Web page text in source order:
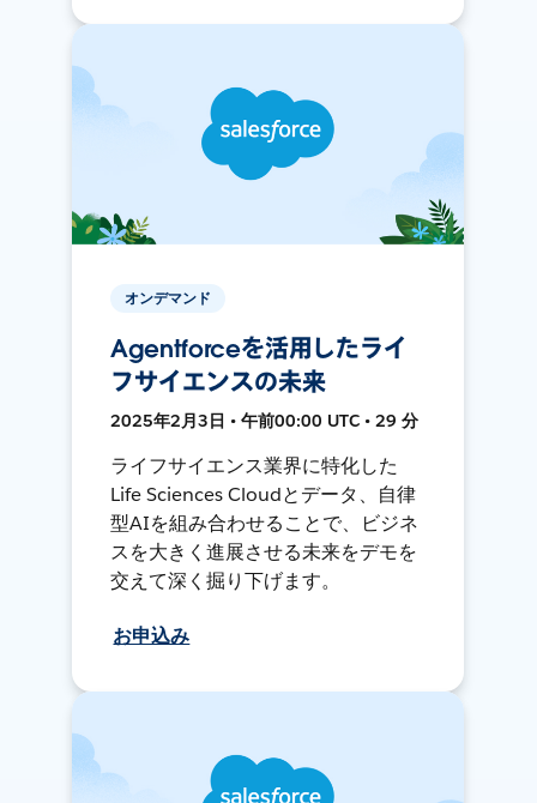
オンデマンド
Agentforceを活用したライ
フサイエンスの未来
2025年2月3日 • 午前00:00 UTC • 29 分
ライフサイエンス業界に特化した
Life Sciences Cloudとデータ、自律
型AIを組み合わせることで、ビジネ
スを大きく進展させる未来をデモを
交えて深く掘り下げます。
お申込み